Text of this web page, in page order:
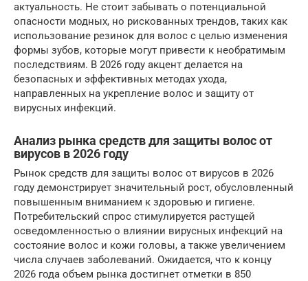
актуальность. Не стоит забывать о потенциальной
опасности модных, но рискованных трендов, таких как
использование резинок для волос с целью изменения
формы зубов, которые могут привести к необратимым
последствиям. В 2026 году акцент делается на
безопасных и эффективных методах ухода,
направленных на укрепление волос и защиту от
вирусных инфекций.
Анализ рынка средств для защиты волос от
вирусов в 2026 году
Рынок средств для защиты волос от вирусов в 2026
году демонстрирует значительный рост, обусловленный
повышенным вниманием к здоровью и гигиене.
Потребительский спрос стимулируется растущей
осведомленностью о влиянии вирусных инфекций на
состояние волос и кожи головы, а также увеличением
числа случаев заболеваний. Ожидается, что к концу
2026 года объем рынка достигнет отметки в 850